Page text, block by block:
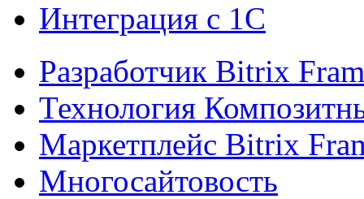
Интеграция с 1С
Разработчик Bitrix
Технология
Маркетплейс Bitrix
Многосайтовость